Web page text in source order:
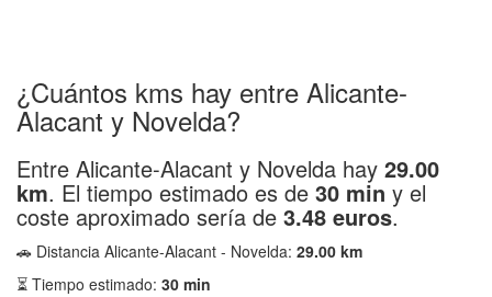
¿Cuántos kms hay entre Alicante-
Alacant y Novelda?
Entre Alicante-Alacant y Novelda hay 29.00
km. El tiempo estimado es de 30 min y el
coste aproximado sería de 3.48 euros.
🚗 Distancia Alicante-Alacant - Novelda: 29.00 km
⏳ Tiempo estimado: 30 min